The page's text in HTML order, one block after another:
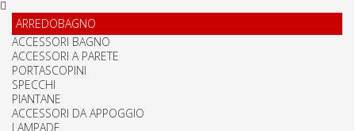
ARREDOBAGNO
ACCESSORI BAGNO
ACCESSORI A PARETE
PORTASCOPINI
SPECCHI
PIANTANE
ACCESSORI DA APPOGGIO
LAMPADE